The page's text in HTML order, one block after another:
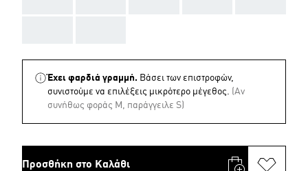
Έχει φαρδιά γραμμή. Βάσει των επιστροφών,
συνιστούμε να επιλέξεις μικρότερο μέγεθος. (Aν
συνήθως φοράς M, παράγγειλε S)
Προσθήκη στο Καλάθι